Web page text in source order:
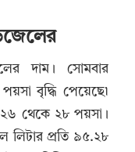
দাম। সোমবার
বৃদ্ধি পেয়েছে৷
২৬ থেকে ২৮ পয়সা।
লিটার প্রতি ৯৫.২৮